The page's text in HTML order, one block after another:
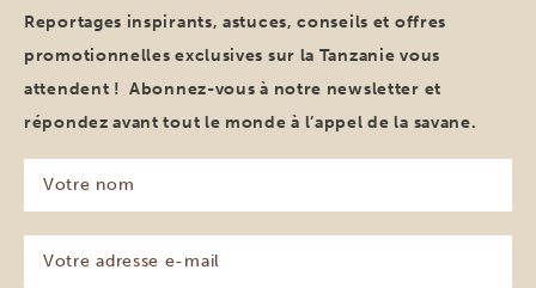
Reportages inspirants, astuces, conseils et offres
promotionnelles exclusives sur la Tanzanie vous
attendent ! Abonnez-vous à notre newsletter et
répondez avant tout le monde à l’appel de la savane.
nom
(Nécessaire)
adresse